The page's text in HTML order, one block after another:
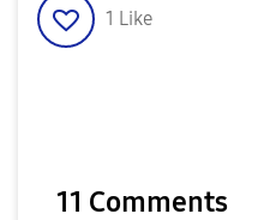
1 Like
11 Comments